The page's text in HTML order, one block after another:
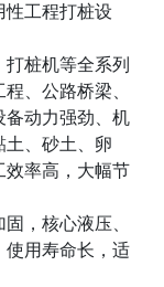
性工程打桩设
桩机等全系列
、公路桥梁、
备动力强劲、机
土、砂土、卵
效率高，大幅节
，核心液压、
使用寿命长，适